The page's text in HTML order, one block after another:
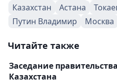
Казахстан
Астана
Путин Владимир
Москва
Читайте также
Заседание правительства
Казахстана